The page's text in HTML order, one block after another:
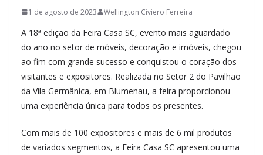
1 de agosto de 2023 Wellington Civiero Ferreira
A 18ª edição da Feira Casa SC, evento mais aguardado
do ano no setor de móveis, decoração e imóveis, chegou
ao fim com grande sucesso e conquistou o coração dos
visitantes e expositores. Realizada no Setor 2 do Pavilhão
da Vila Germânica, em Blumenau, a feira proporcionou
uma experiência única para todos os presentes.
Com mais de 100 expositores e mais de 6 mil produtos
de variados segmentos, a Feira Casa SC apresentou uma